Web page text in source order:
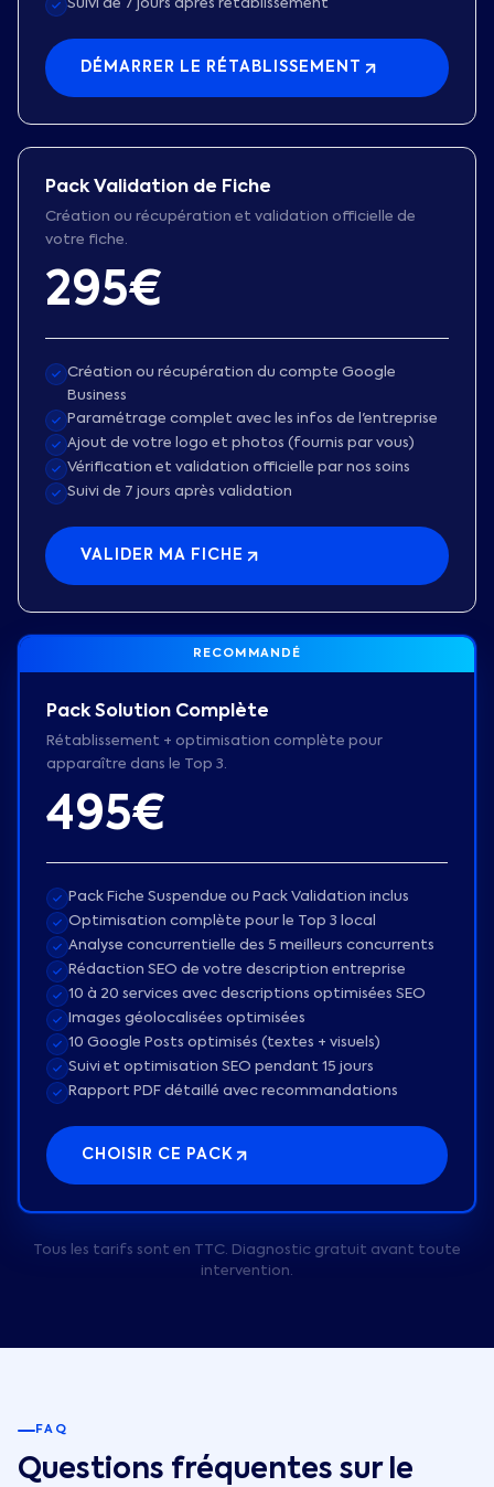
Suivi de 7 jours après rétablissement
DÉMARRER LE RÉTABLISSEMENT
Pack Validation de Fiche
Création ou récupération et validation officielle de
votre fiche.
295€
Création ou récupération du compte Google
Business
Paramétrage complet avec les infos de l'entreprise
Ajout de votre logo et photos (fournis par vous)
Vérification et validation officielle par nos soins
Suivi de 7 jours après validation
VALIDER MA FICHE
RECOMMANDÉ
Pack Solution Complète
Rétablissement + optimisation complète pour
apparaître dans le Top 3.
495€
Pack Fiche Suspendue ou Pack Validation inclus
Optimisation complète pour le Top 3 local
Analyse concurrentielle des 5 meilleurs concurrents
Rédaction SEO de votre description entreprise
10 à 20 services avec descriptions optimisées SEO
Images géolocalisées optimisées
10 Google Posts optimisés (textes + visuels)
Suivi et optimisation SEO pendant 15 jours
Rapport PDF détaillé avec recommandations
CHOISIR CE PACK
Tous les tarifs sont en TTC. Diagnostic gratuit avant toute
intervention.
FAQ
Questions fréquentes sur le